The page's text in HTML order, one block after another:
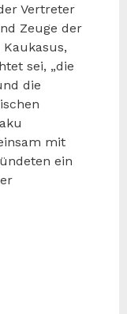
Vertreter
Zeuge der
sei, „die
die
mit
ein